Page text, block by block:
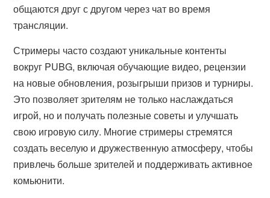
общаются друг с другом через чат во время
трансляции.
Стримеры часто создают уникальные контенты
вокруг PUBG, включая обучающие видео, рецензии
на новые обновления, розыгрыши призов и турниры.
Это позволяет зрителям не только наслаждаться
игрой, но и получать полезные советы и улучшать
свою игровую силу. Многие стримеры стремятся
создать веселую и дружественную атмосферу, чтобы
привлечь больше зрителей и поддерживать активное
комьюнити.